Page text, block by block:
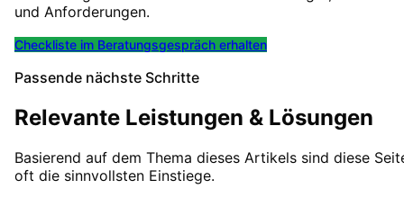
und Anforderungen.
Checkliste im Beratungsgespräch erhalten
Passende nächste Schritte
Relevante Leistungen & Lösungen
Basierend auf dem Thema dieses Artikels sind diese
oft die sinnvollsten Einstiege.